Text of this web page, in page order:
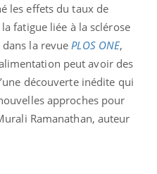
les effets du taux de
fatigue liée à la sclérose
dans la revue PLOS ONE,
peut avoir des
découverte inédite qui
approches pour
Ramanathan, auteur